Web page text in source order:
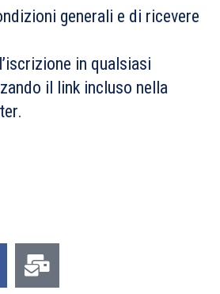
generali e di ricevere
in qualsiasi
il link incluso nella